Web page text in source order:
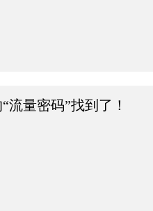
量密码”找到了！